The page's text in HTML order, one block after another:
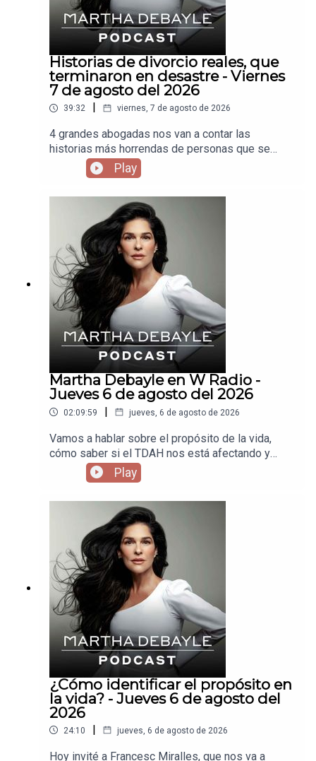
Historias de divorcio reales, que
terminaron en desastre - Viernes
7 de agosto del 2026
39:32 viernes, 7 de agosto de 2026
4 grandes abogadas nos van a contar las
historias más horrendas de personas que se
divorciaron y terminaron agarrándose hasta con la
plancha.
Play
Martha Debayle en W Radio -
Jueves 6 de agosto del 2026
02:09:59 | jueves, 6 de agosto de 2026
Vamos a hablar sobre el propósito de la vida,
cómo saber si el TDAH nos está afectando y
cómo el vivir como vivimos nos está enfermando
los pulmones.
Play
¿Cómo identificar el propósito en
la vida? - Jueves 6 de agosto del
2026
24:10 | jueves, 6 de agosto de 2026
Hoy invité a Francesc Miralles, que nos va a